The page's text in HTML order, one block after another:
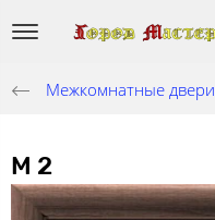
Межкомнатные двери
М 2